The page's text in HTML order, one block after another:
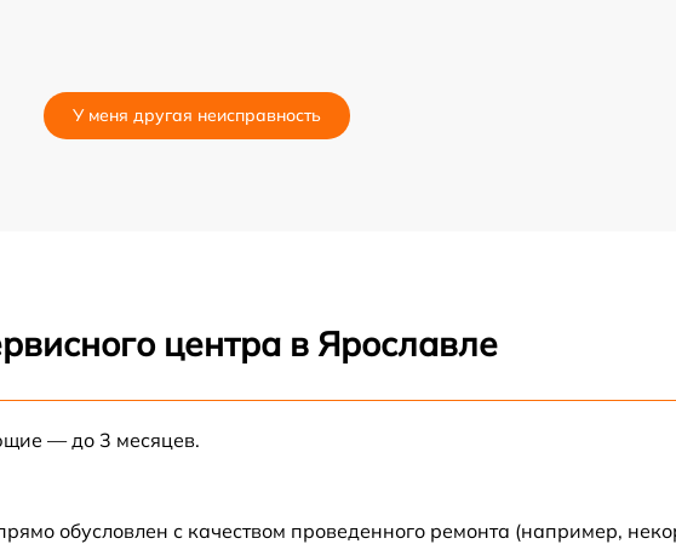
У меня другая неисправность
центра в Ярославле
— до 3 месяцев.
обусловлен с качеством проведенного ремонта (например,